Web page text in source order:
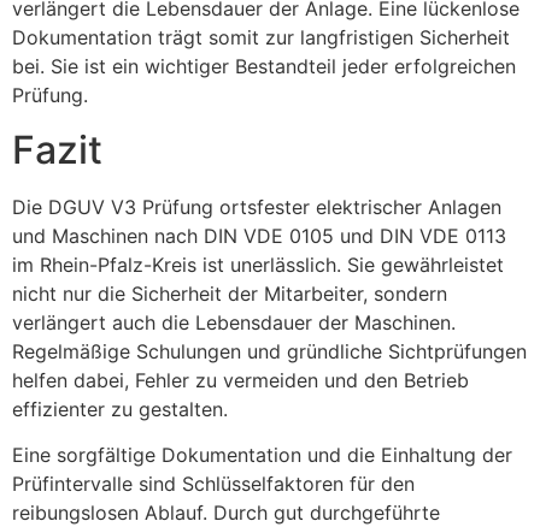
verlängert die Lebensdauer der Anlage. Eine lückenlose
Dokumentation trägt somit zur langfristigen Sicherheit
bei. Sie ist ein wichtiger Bestandteil jeder erfolgreichen
Prüfung.
Fazit
Die DGUV V3 Prüfung ortsfester elektrischer Anlagen
und Maschinen nach DIN VDE 0105 und DIN VDE 0113
im Rhein-Pfalz-Kreis ist unerlässlich. Sie gewährleistet
nicht nur die Sicherheit der Mitarbeiter, sondern
verlängert auch die Lebensdauer der Maschinen.
Regelmäßige Schulungen und gründliche Sichtprüfungen
helfen dabei, Fehler zu vermeiden und den Betrieb
effizienter zu gestalten.
Eine sorgfältige Dokumentation und die Einhaltung der
Prüfintervalle sind Schlüsselfaktoren für den
reibungslosen Ablauf. Durch gut durchgeführte